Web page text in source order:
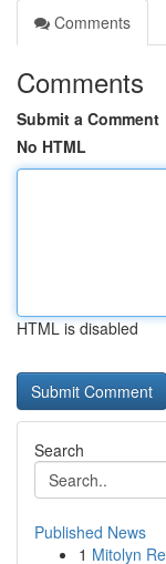
Comments
Comments
Submit a Comment
No HTML
HTML is disabled
Search
Published News
1 Mitolyn